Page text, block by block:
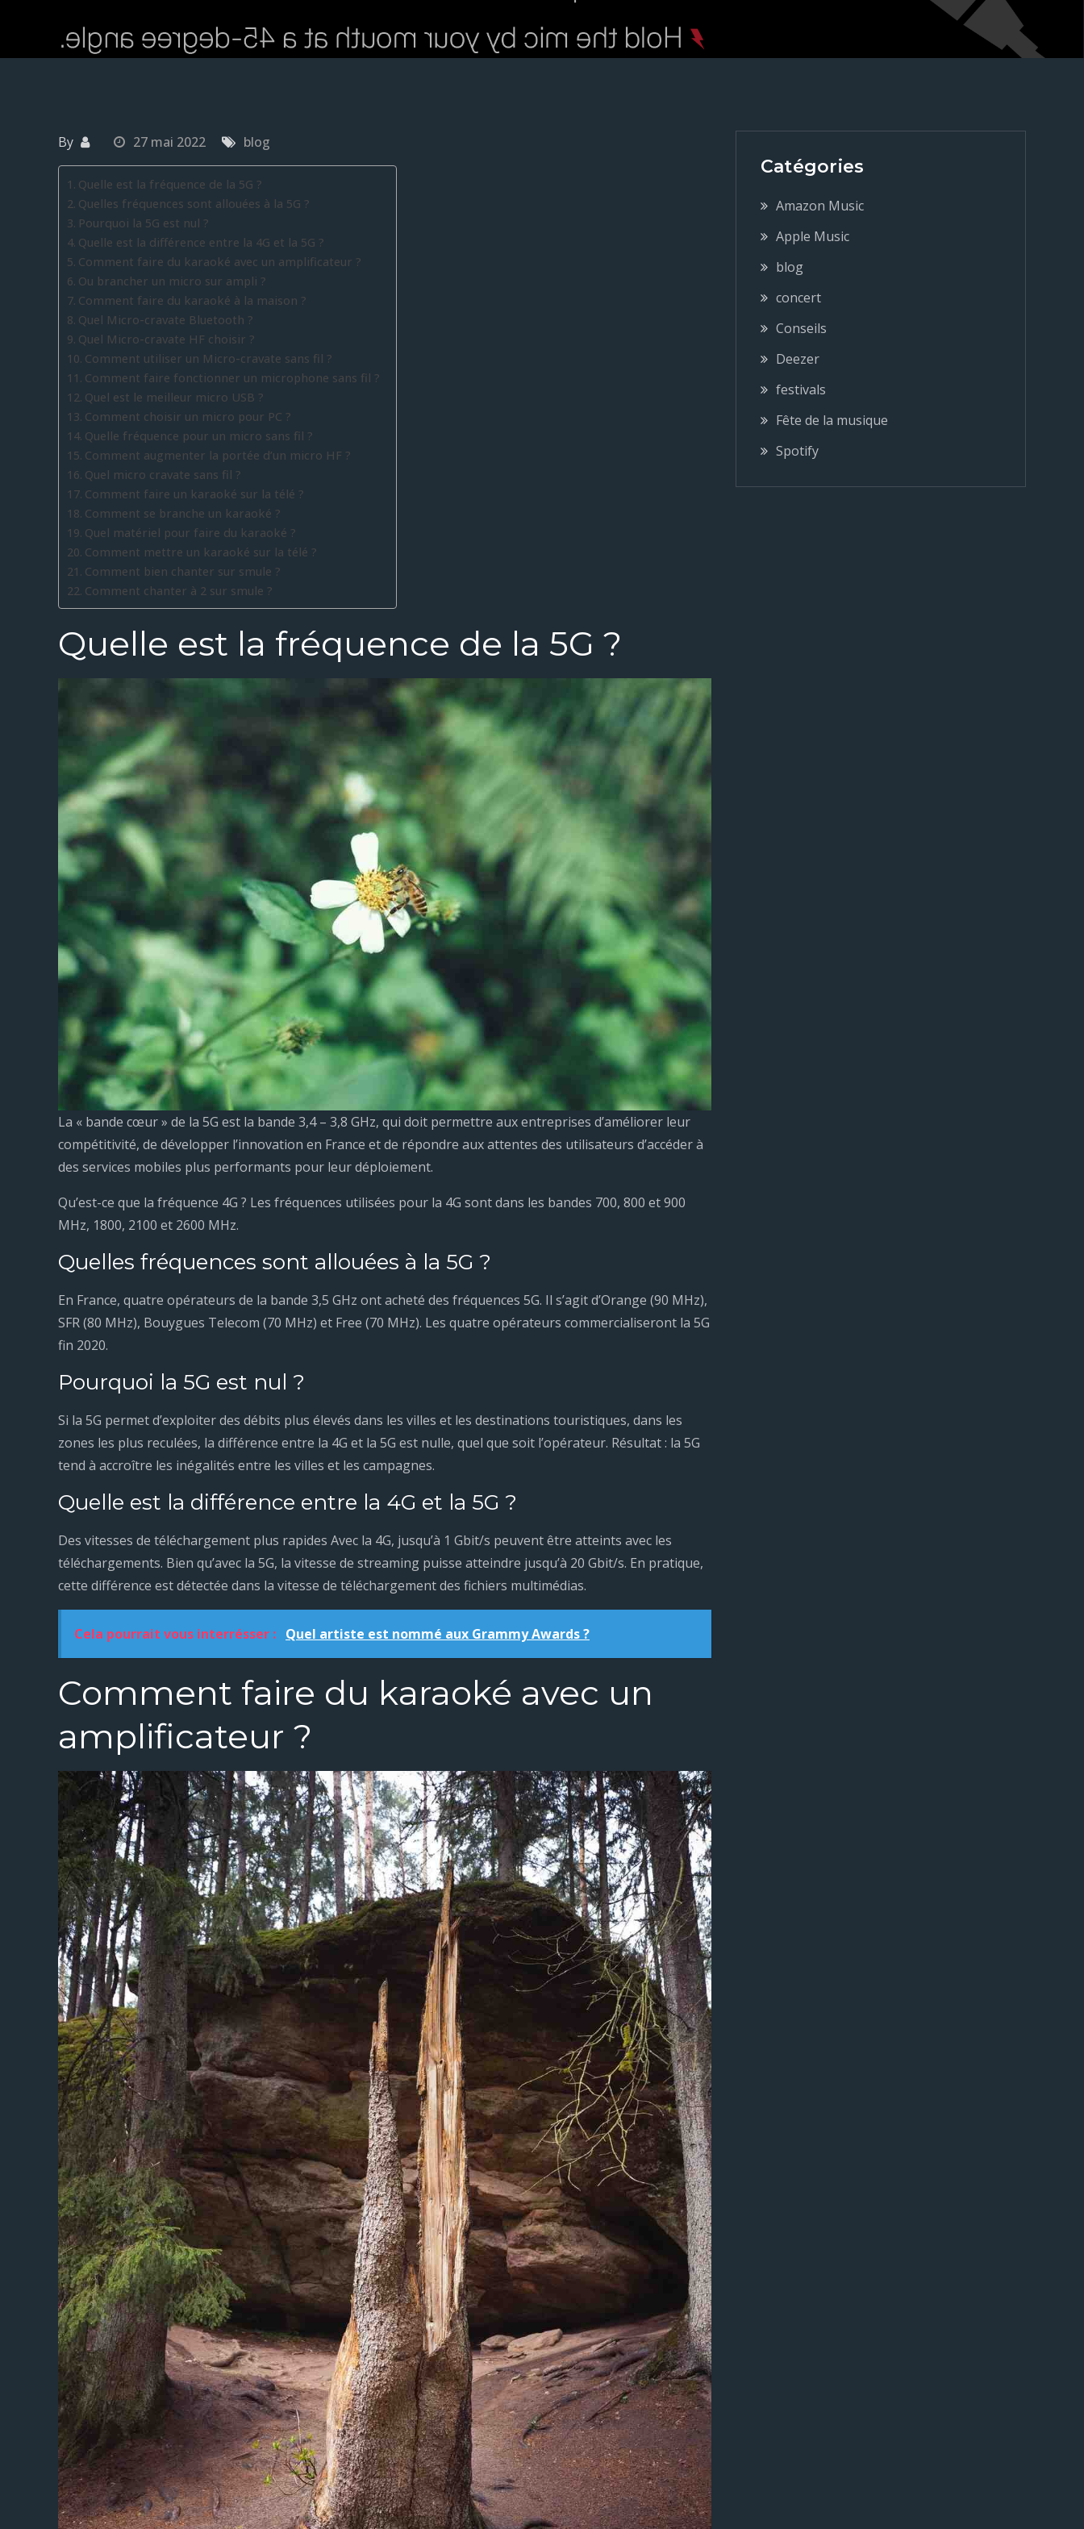
By 27 mai 2022 blog
Quelle est la fréquence de la 5G ?
Quelles fréquences sont allouées à la 5G ?
Pourquoi la 5G est nul ?
Quelle est la différence entre la 4G et la 5G ?
Comment faire du karaoké avec un amplificateur ?
Ou brancher un micro sur ampli ?
Comment faire du karaoké à la maison ?
Quel Micro-cravate Bluetooth ?
Quel Micro-cravate HF choisir ?
Comment utiliser un Micro-cravate sans fil ?
Comment faire fonctionner un microphone sans fil ?
Quel est le meilleur micro USB ?
Comment choisir un micro pour PC ?
Quelle fréquence pour un micro sans fil ?
Comment augmenter la portée d’un micro HF ?
Quel micro cravate sans fil ?
Comment faire un karaoké sur la télé ?
Comment se branche un karaoké ?
Quel matériel pour faire du karaoké ?
Comment mettre un karaoké sur la télé ?
Comment bien chanter sur smule ?
Comment chanter à 2 sur smule ?
Quelle est la fréquence de la 5G ?
La « bande cœur » de la 5G est la bande 3,4 – 3,8 GHz, qui doit permettre aux entreprises d’améliorer leur
compétitivité, de développer l’innovation en France et de répondre aux attentes des utilisateurs d’accéder à
des services mobiles plus performants pour leur déploiement.
Qu’est-ce que la fréquence 4G ? Les fréquences utilisées pour la 4G sont dans les bandes 700, 800 et 900
MHz, 1800, 2100 et 2600 MHz.
Quelles fréquences sont allouées à la 5G ?
En France, quatre opérateurs de la bande 3,5 GHz ont acheté des fréquences 5G. Il s’agit d’Orange (90 MHz),
SFR (80 MHz), Bouygues Telecom (70 MHz) et Free (70 MHz). Les quatre opérateurs commercialiseront la 5G
fin 2020.
Pourquoi la 5G est nul ?
Si la 5G permet d’exploiter des débits plus élevés dans les villes et les destinations touristiques, dans les
zones les plus reculées, la différence entre la 4G et la 5G est nulle, quel que soit l’opérateur. Résultat : la 5G
tend à accroître les inégalités entre les villes et les campagnes.
Quelle est la différence entre la 4G et la 5G ?
Des vitesses de téléchargement plus rapides Avec la 4G, jusqu’à 1 Gbit/s peuvent être atteints avec les
téléchargements. Bien qu’avec la 5G, la vitesse de streaming puisse atteindre jusqu’à 20 Gbit/s. En pratique,
cette différence est détectée dans la vitesse de téléchargement des fichiers multimédias.
Cela pourrait vous interrésser : Quel artiste est nommé aux Grammy Awards ?
Comment faire du karaoké avec un
amplificateur ?
Catégories
Amazon Music
Apple Music
blog
concert
Conseils
Deezer
festivals
Fête de la musique
Spotify